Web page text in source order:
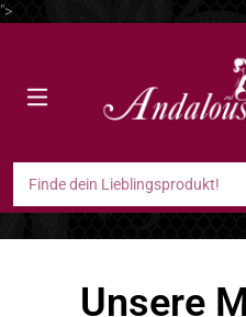
">
Unsere